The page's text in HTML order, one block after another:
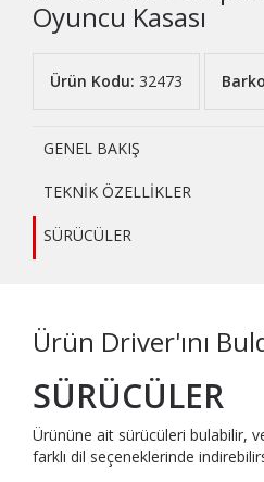
Oyuncu Kasası
Ürün Kodu: 32473
GENEL BAKIŞ
TEKNİK ÖZELLİKLER
SÜRÜCÜLER
Ürün Driver'ını
SÜRÜCÜLER
Ürününe ait sürücüleri bulabilir,
farklı dil seçeneklerinde